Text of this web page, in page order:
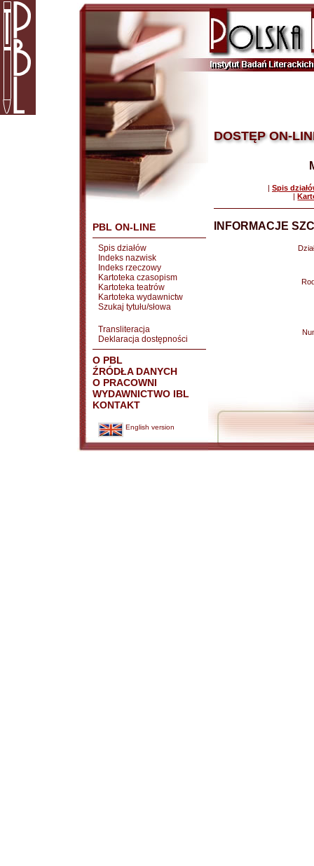
PBL ON-LINE
Spis działów
Indeks nazwisk
Indeks rzeczowy
Kartoteka czasopism
Kartoteka teatrów
Kartoteka wydawnictw
Szukaj tytułu/słowa
Transliteracja
Deklaracja dostępności
O PBL
ŹRÓDŁA DANYCH
O PRACOWNI
WYDAWNICTWO IBL
KONTAKT
English version
DOSTĘP ON-
| Spis
|
INFORMACJE